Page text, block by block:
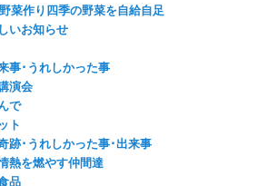
菜作り四季の野菜を自給自足
いお知らせ
事･うれしかった事
演会
で
ト
跡･うれしかった事･出来事
熱を燃やす仲間達
品